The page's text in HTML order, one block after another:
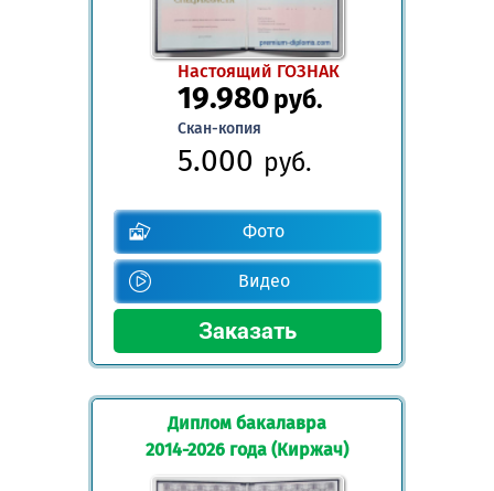
Настоящий ГОЗНАК
19.980руб.
Скан-копия
5.000 руб.
Фото
Видео
Диплом бакалавра
2014-2026 года (Киржач)